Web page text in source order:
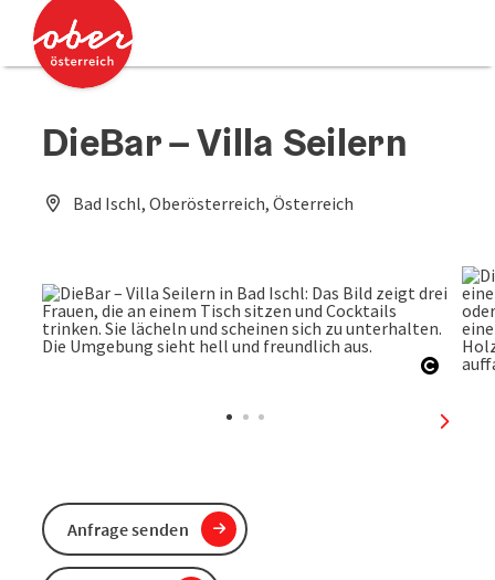
Zum Inhalt
Zum Seitenanfang
DieBar – Villa Seilern
Bad Ischl, Oberösterreich, Österreich
Anfrage senden